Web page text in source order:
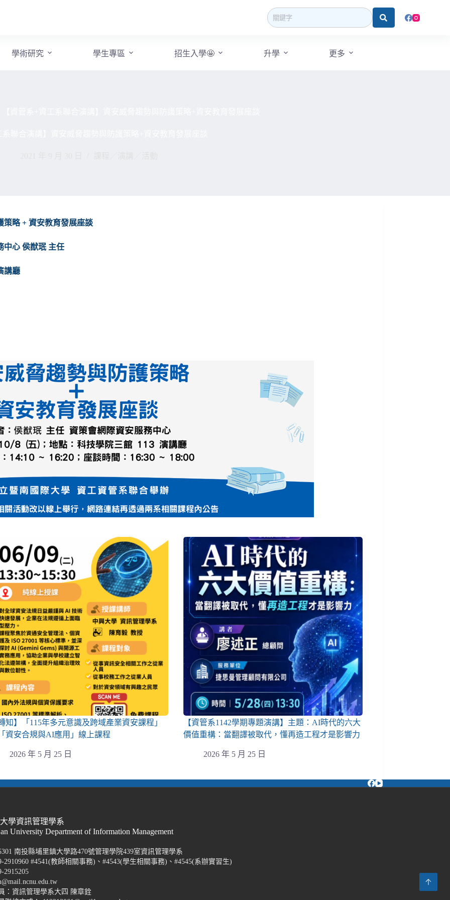
學術研究 學生專區 招生入學🤩 升學 更多
策略 + 資安教育發展座談
中心 侯猷珉 主任
講廳
知】「115年多元意識及跨域產業資安課程」
資安合規與AI應用」線上課程
2026 年 5 月 25 日
【資管系1142學期專題演講】主題：AI時代的六大
價值重構：當翻譯被取代，懂再造工程才是影響力
2026 年 5 月 25 日
學資訊管理學系
University Department of Information Management
南投縣埔里鎮大學路470號管理學院439室資訊管理學系
2910960 #4541(教師相關事務)、#4543(學生相關事務)、#4545(系辦實習生)
2915205
：資訊管理學系大四 陳章銓